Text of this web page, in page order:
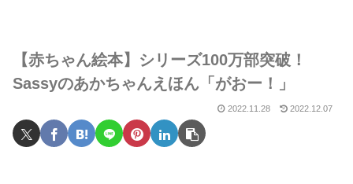
【赤ちゃん絵本】シリーズ100万部突破！
Sassyのあかちゃんえほん「がおー！」
2022.11.28 2022.12.07